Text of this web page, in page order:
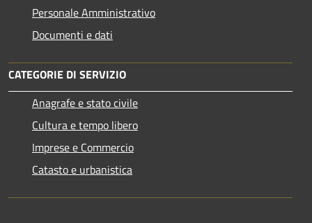
Personale Amministrativo
Documenti e dati
CATEGORIE DI SERVIZIO
Anagrafe e stato civile
Cultura e tempo libero
Imprese e Commercio
Catasto e urbanistica